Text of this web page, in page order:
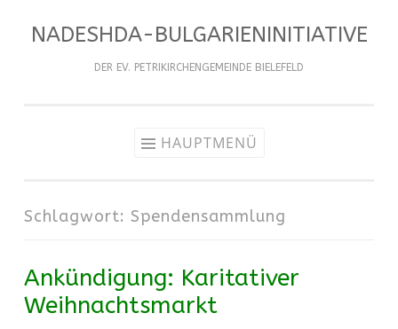
Zum
NADESHDA-BULGARIENINITIATIVE
DER EV. PETRIKIRCHENGEMEINDE BIELEFELD
HAUPTMENÜ
Schlagwort: Spendensammlung
Ankündigung: Karitativer
Weihnachtsmarkt